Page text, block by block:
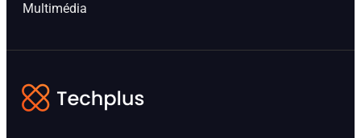
Multimédia